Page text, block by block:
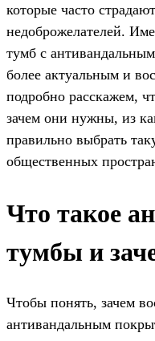
которые часто
недоброжелателей.
тумб с
более актуальным и
подробно расскажем,
зачем они нужны, из
правильно выбрать
общественных
Что такое
тумбы и
Чтобы понять, зачем
антивандальным